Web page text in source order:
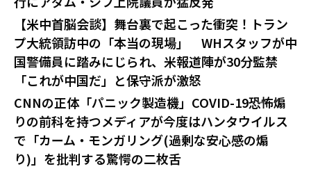
【米中首脳会談】舞台裏で起こった衝突！トラン
プ大統領訪中の「本当の現場」 WHスタッフが中
国警備員に踏みにじられ、米報道陣が30分監禁
「これが中国だ」と保守派が激怒
CNNの正体「パニック製造機」COVID-19恐怖煽
りの前科を持つメディアが今度はハンタウイルス
で「カーム・モンガリング(過剰な安心感の煽
り)」を批判する驚愕の二枚舌